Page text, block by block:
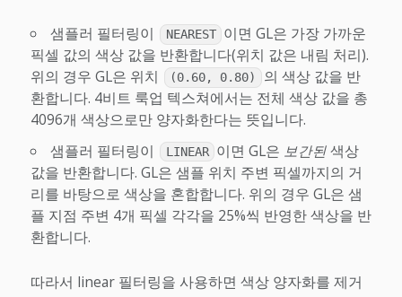
샘플러 필터링이 NEAREST 이면 GL은 가장 가까운
픽셀 값의 색상 값을 반환합니다(위치 값은 내림 처리).
위의 경우 GL은 위치
(0.60, 0.80)
의 색상 값을 반
환합니다. 4비트 룩업 텍스쳐에서는 전체 색상 값을 총
4096개 색상으로만 양자화한다는 뜻입니다.
샘플러 필터링이
LINEAR 이면 GL은 보간된색상
값을 반환합니다. GL은 샘플 위치 주변 픽셀까지의 거
리를 바탕으로 색상을 혼합합니다. 위의 경우 GL은 샘
플 지점 주변 4개 픽셀 각각을 25%씩 반영한 색상을 반
환합니다.
따라서 linear 필터링을 사용하면 색상 양자화를 제거